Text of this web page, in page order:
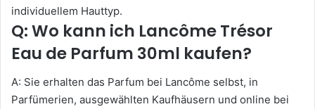
individuellem Hauttyp.
Q: Wo kann ich Lancôme Trésor
Eau de Parfum 30ml kaufen?
A: Sie erhalten das Parfum bei Lancôme selbst, in
Parfümerien, ausgewählten Kaufhäusern und online bei